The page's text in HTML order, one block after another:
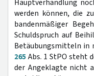
Hauptverhandlung
werden können, die
bandenmäßiger
Schuldspruch auf
Betäubungsmitteln in
265Abs. 1 StPO steht
der Angeklagte nicht